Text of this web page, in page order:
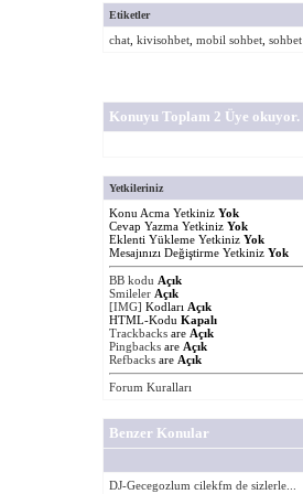
Etiketler
chat, kivisohbet, mobil sohbet, sohbet
Konuyu Toplam 2 Üye okuyor.
Yetkileriniz
Konu Acma Yetkiniz Yok
Cevap Yazma Yetkiniz Yok
Eklenti Yükleme Yetkiniz Yok
Mesajınızı Değiştirme Yetkiniz Yok
BB kodu Açık
Smileler Açık
[IMG] Kodları Açık
HTML-Kodu Kapalı
Trackbacksare Açık
Pingbacksare Açık
Refbacksare Açık
Forum Kuralları
Benzer Konular
DJ-Gecegozlum cilekfm de sizlerle...